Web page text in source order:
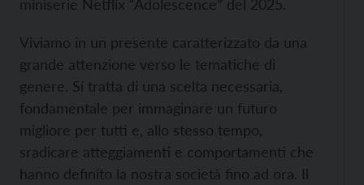
miniserie Netflix “Adolescence” del 2025.
Viviamo in un presente caratterizzato da una
grande attenzione verso le tematiche di
genere. Si tratta di una scelta necessaria,
fondamentale per immaginare un futuro
migliore per tutti e, allo stesso tempo,
sradicare atteggiamenti e comportamenti che
hanno definito la nostra società fino ad ora. Il